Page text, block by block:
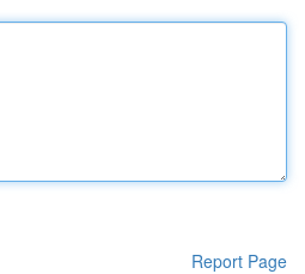
Report Page